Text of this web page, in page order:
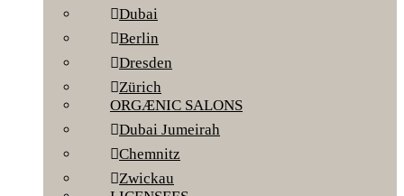
Dubai
Berlin
Dresden
Zürich
ORGÆNIC SALONS
Dubai Jumeirah
Chemnitz
Zwickau